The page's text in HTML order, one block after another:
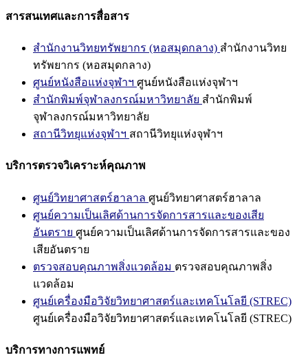
สารสนเทศและการสื่อสาร
สำนักงานวิทยทรัพยากร (หอสมุดกลาง) สำนักงานวิทย
ทรัพยากร (หอสมุดกลาง)
ศูนย์หนังสือแห่งจุฬาฯ ศูนย์หนังสือแห่งจุฬาฯ
สำนักพิมพ์จุฬาลงกรณ์มหาวิทยาลัย สำนักพิมพ์
จุฬาลงกรณ์มหาวิทยาลัย
สถานีวิทยุแห่งจุฬาฯ สถานีวิทยุแห่งจุฬาฯ
บริการตรวจวิเคราะห์คุณภาพ
ศูนย์วิทยาศาสตร์ฮาลาล ศูนย์วิทยาศาสตร์ฮาลาล
ศูนย์ความเป็นเลิศด้านการจัดการสารและของเสีย
อันตราย ศูนย์ความเป็นเลิศด้านการจัดการสารและของ
เสียอันตราย
ตรวจสอบคุณภาพสิ่งแวดล้อม ตรวจสอบคุณภาพสิ่ง
แวดล้อม
ศูนย์เครื่องมือวิจัยวิทยาศาสตร์และเทคโนโลยี (STREC)
ศูนย์เครื่องมือวิจัยวิทยาศาสตร์และเทคโนโลยี (STREC)
บริการทางการแพทย์